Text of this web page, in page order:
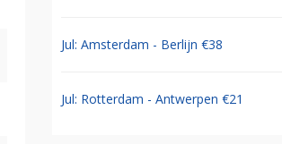
Jul: Amsterdam - Berlijn €38
Jul: Rotterdam - Antwerpen €21